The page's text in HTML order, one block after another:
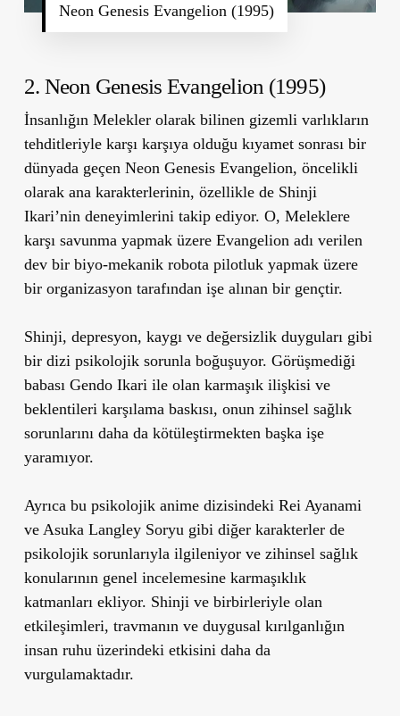
Neon Genesis Evangelion (1995)
2. Neon Genesis Evangelion (1995)
İnsanlığın Melekler olarak bilinen gizemli varlıkların
tehditleriyle karşı karşıya olduğu kıyamet sonrası bir
dünyada geçen Neon Genesis Evangelion, öncelikli
olarak ana karakterlerinin, özellikle de Shinji
Ikari’nin deneyimlerini takip ediyor. O, Meleklere
karşı savunma yapmak üzere Evangelion adı verilen
dev bir biyo-mekanik robota pilotluk yapmak üzere
bir organizasyon tarafından işe alınan bir gençtir.
Shinji, depresyon, kaygı ve değersizlik duyguları gibi
bir dizi psikolojik sorunla boğuşuyor. Görüşmediği
babası Gendo Ikari ile olan karmaşık ilişkisi ve
beklentileri karşılama baskısı, onun zihinsel sağlık
sorunlarını daha da kötüleştirmekten başka işe
yaramıyor.
Ayrıca bu psikolojik anime dizisindeki Rei Ayanami
ve Asuka Langley Soryu gibi diğer karakterler de
psikolojik sorunlarıyla ilgileniyor ve zihinsel sağlık
konularının genel incelemesine karmaşıklık
katmanları ekliyor. Shinji ve birbirleriyle olan
etkileşimleri, travmanın ve duygusal kırılganlığın
insan ruhu üzerindeki etkisini daha da
vurgulamaktadır.